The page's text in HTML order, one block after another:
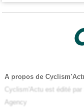
A propos de
Cyclism'Actu est édité par
Agency